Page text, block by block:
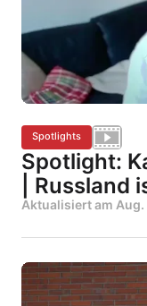
Spotlights
Spotlight:
| Russland
Aktualisiert am